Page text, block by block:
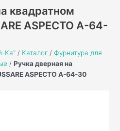
квадратном
ASPECTO A-64-
Ка"/ Каталог/ Фурнитура для
/ Ручка дверная на
ASPECTO A-64-30